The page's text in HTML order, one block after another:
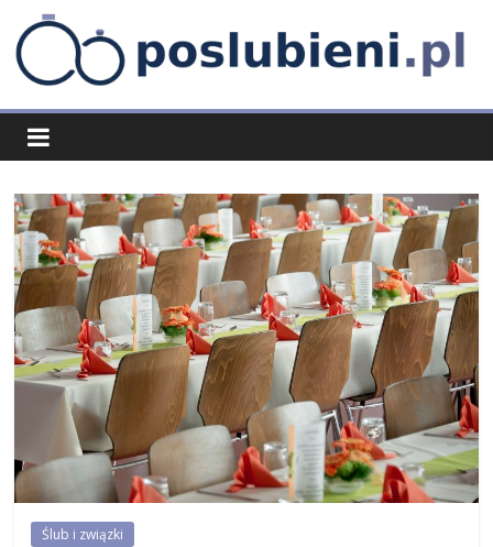
content
poslubieni.pl
Ślub i związki